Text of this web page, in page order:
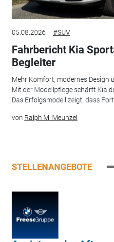
05.08.2026 #SUV
Fahrbericht Kia
Begleiter
Mehr Komfort, modernes Design
Mit der Modellpflege schärft Kia
Das Erfolgsmodell zeigt, dass
von Ralph M. Meunzel
STELLENANGEBOTE